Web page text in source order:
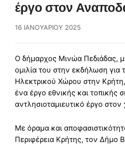
έργο στον
16 ΙΑΝΟΥΑΡΊΟΥ 2025
Ο δήμαρχος Μινώα Πεδιάδας,
ομιλία του στην εκδήλωση για
Ηλεκτρικού Χώρου στην
ένα έργο εθνικής και τοπικής
αντλησιοταμιευτικό έργο
Με όραμα και
Περιφέρεια Κρήτης, τον Δήμο